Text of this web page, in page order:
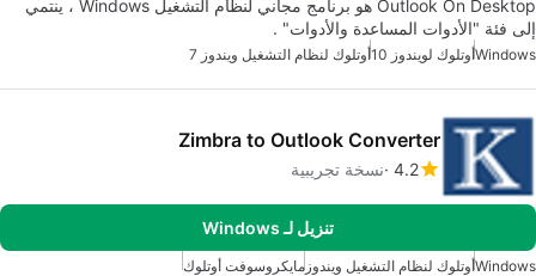
Outlook On Desktop هو برنامج مجاني لنظام التشغيل Windows ، ينتمي
إلى فئة "الأدوات المساعدة والأدوات" .
Windowsأوتلوك لويندوز 10 أوتلوك لنظام التشغيل ويندوز 7
Zimbra to Outlook Converter
4.2 نسخة تجريبية
تنزيل لـ Windows
Windowsأوتلوك لنظام التشغيل ويندوز مايكروسوفت أوتلوك